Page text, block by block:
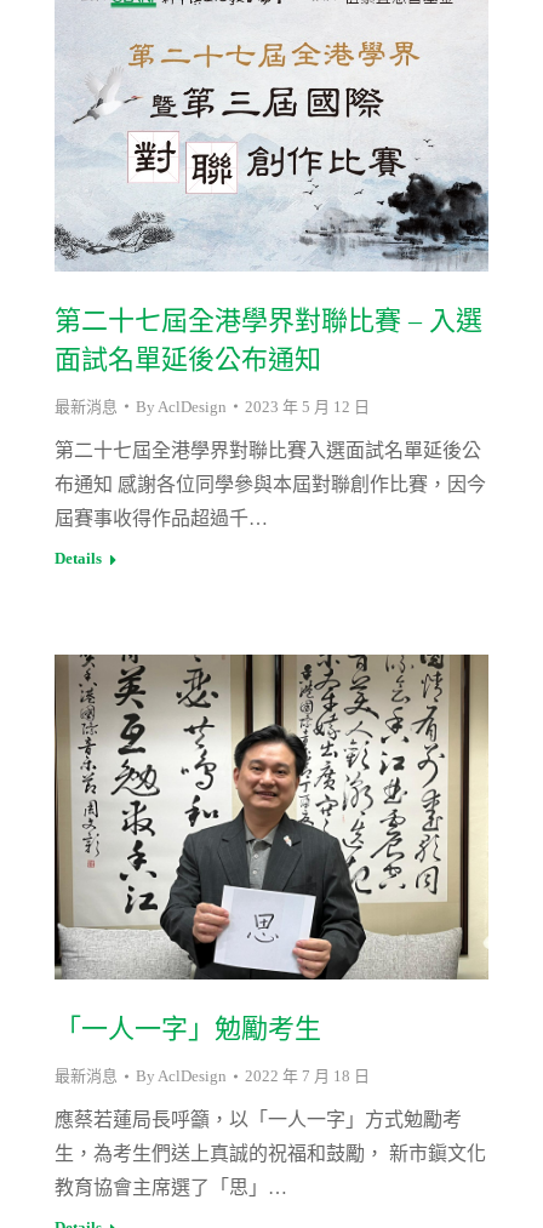
第二十七屆全港學界對聯比賽 – 入選
面試名單延後公布通知
最新消息 By AclDesign 2023 年 5 月 12 日
第二十七屆全港學界對聯比賽入選面試名單延後公
布通知 感謝各位同學參與本屆對聯創作比賽，因今
屆賽事收得作品超過千…
Details
「一人一字」勉勵考生
最新消息 By AclDesign 2022 年 7 月 18 日
應蔡若蓮局長呼籲，以「一人一字」方式勉勵考
生，為考生們送上真誠的祝福和鼓勵， 新市鎭文化
教育協會主席選了「思」…